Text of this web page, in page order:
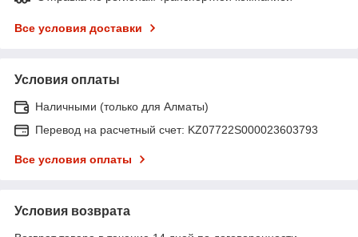
Все условия доставки
Условия оплаты
Наличными (только для Алматы)
Перевод на расчетный счет: KZ07722S000023603793
Все условия оплаты
Условия возврата